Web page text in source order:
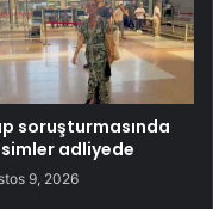
soruşturmasında
adliyede
9, 2026